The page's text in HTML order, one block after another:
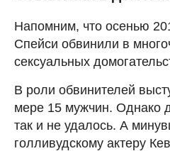
Напомним, что осенью
Спейси обвинили в
сексуальных
В роли обвинителей
мере 15 мужчин. Однако
так и не удалось. А
голливудскому актеру